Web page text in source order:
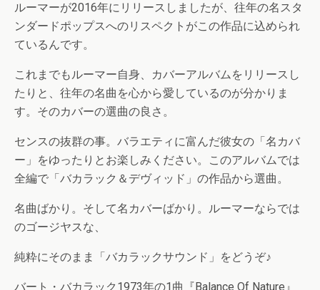
ルーマーが2016年にリリースしましたが、往年の名スタ
ンダードポップスへのリスペクトがこの作品に込められ
ているんです。
これまでもルーマー自身、カバーアルバムをリリースし
たりと、往年の名曲を心から愛しているのが分かりま
す。そのカバーの選曲の良さ。
センスの抜群の事。バラエティに富んだ彼女の「名カバ
ー」をゆったりとお楽しみください。このアルバムでは
全編で「バカラック＆デヴィッド」の作品から選曲。
名曲ばかり。そして名カバーばかり。ルーマーならでは
のゴージヤスな、
純粋にそのまま「バカラックサウンド」をどうぞ♪
バート・バカラック1973年の1曲『Balance Of Nature』